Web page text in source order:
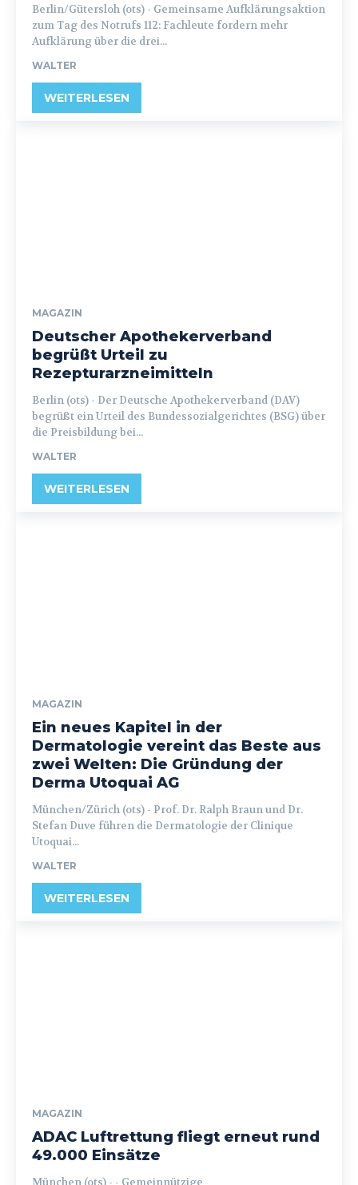
Berlin/Gütersloh (ots) - Gemeinsame Aufklärungsaktion
zum Tag des Notrufs 112: Fachleute fordern mehr
Aufklärung über die drei...
WALTER
WEITERLESEN
MAGAZIN
Deutscher Apothekerverband
begrüßt Urteil zu
Rezepturarzneimitteln
Berlin (ots) - Der Deutsche Apothekerverband (DAV)
begrüßt ein Urteil des Bundessozialgerichtes (BSG) über
die Preisbildung bei...
WALTER
WEITERLESEN
MAGAZIN
Ein neues Kapitel in der
Dermatologie vereint das Beste aus
zwei Welten: Die Gründung der
Derma Utoquai AG
München/Zürich (ots) - Prof. Dr. Ralph Braun und Dr.
Stefan Duve führen die Dermatologie der Clinique
Utoquai...
WALTER
WEITERLESEN
MAGAZIN
ADAC Luftrettung fliegt erneut rund
49.000 Einsätze
München (ots) - - Gemeinnützige